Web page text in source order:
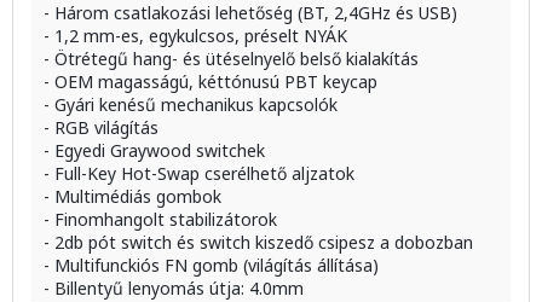
- Három csatlakozási lehetőség (BT, 2,4GHz és USB)
- 1,2 mm-es, egykulcsos, préselt NYÁK
- Ötrétegű hang- és ütéselnyelő belső kialakítás
- OEM magasságú, kéttónusú PBT keycap
- Gyári kenésű mechanikus kapcsolók
- RGB világítás
- Egyedi Graywood switchek
- Full-Key Hot-Swap cserélhető aljzatok
- Multimédiás gombok
- Finomhangolt stabilizátorok
- 2db pót switch és switch kiszedő csipesz a dobozban
- Multifunckiós FN gomb (világítás állítása)
- Billentyű lenyomás útja: 4.0mm